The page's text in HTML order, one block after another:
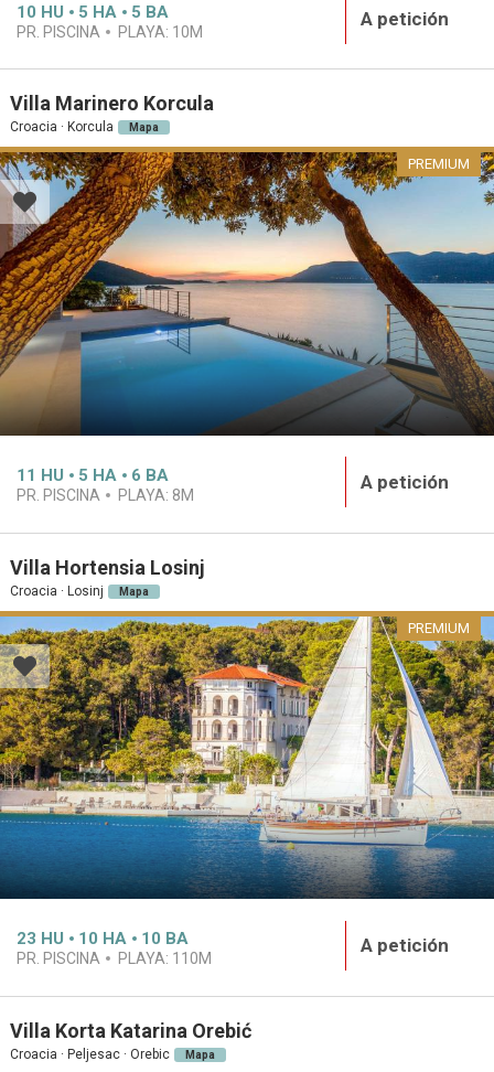
10 HU 5 HA 5 BA
PR. PISCINA PLAYA: 10M
A petición
Villa Marinero Korcula
Croacia · Korcula Mapa
PREMIUM
11 HU 5 HA 6 BA
PR. PISCINA PLAYA: 8M
A petición
Villa Hortensia Losinj
Croacia · Losinj Mapa
PREMIUM
23 HU 10 HA 10 BA
PR. PISCINA PLAYA: 110M
A petición
Villa Korta Katarina Orebić
Croacia · Peljesac · Orebic Mapa